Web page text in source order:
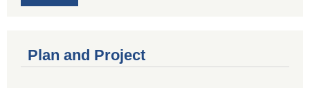
Plan and Project